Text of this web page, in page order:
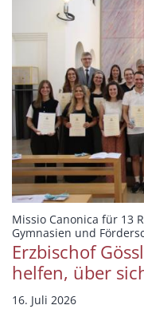
Missio Canonica für 13
Gymnasien und
Erzbischof
helfen, über
16. Juli 2026